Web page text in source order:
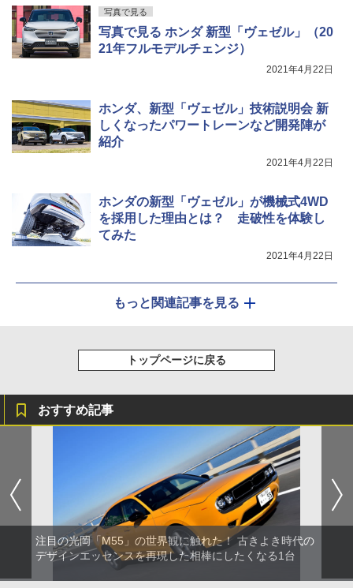
写真で見る
写真で見る ホンダ 新型「ヴェゼル」（20
21年フルモデルチェンジ）
2021年4月22日
ホンダ、新型「ヴェゼル」技術説明会 新
しくなったパワートレーンなど開発陣が
紹介
2021年4月22日
ホンダの新型「ヴェゼル」が機械式4WD
を採用した理由とは？ 走破性を体験し
てみた
2021年4月22日
もっと関連記事を見る
トップページに戻る
おすすめ記事
注目の光岡「M55」の世界観に触れた！ 古きよき時代の
デザインエッセンスを再現した相棒にしたくなる1台